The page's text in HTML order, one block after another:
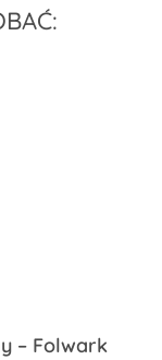
– Folwark